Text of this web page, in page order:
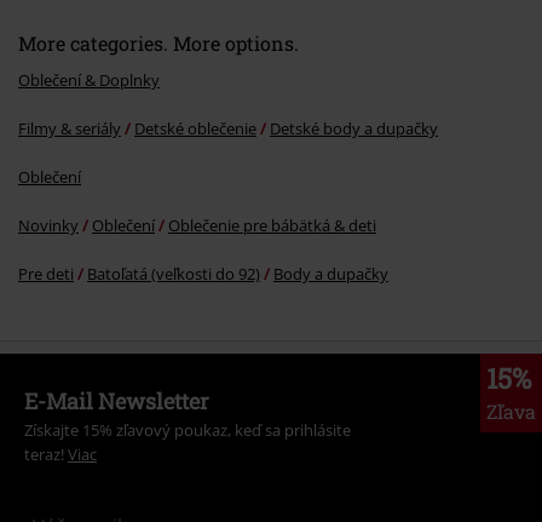
More categories. More options.
Oblečení & Doplnky
Filmy & seriály Detské oblečenie Detské body a dupačky
Oblečení
Novinky Oblečení Oblečenie pre bábätká & deti
Pre deti Batoľatá (veľkosti do 92) Body a dupačky
15%
Zľava
E-Mail Newsletter
Získajte 15% zľavový poukaz, keď sa prihlásite
teraz! Viac